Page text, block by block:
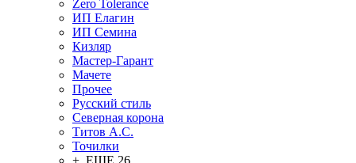
Zero Tolerance
ИП Елагин
ИП Семина
Кизляр
Мастер-Гарант
Мачете
Прочее
Русский стиль
Северная корона
Титов А.С.
Точилки
+ ЕЩЕ 26